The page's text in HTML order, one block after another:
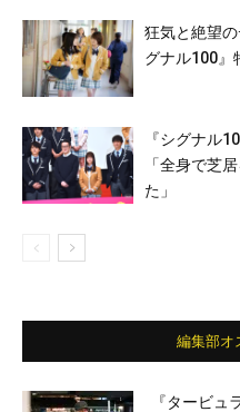
狂気と絶望
グナル100』
『シグナル
「全身で芝
た」
編集部オ
『タービュ